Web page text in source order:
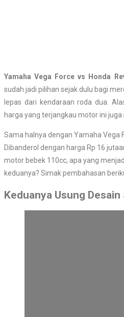
Yamaha Vega Force vs Honda
sudah jadi pilihan sejak dulu bagi
lepas dari kendaraan roda dua.
harga yang terjangkau motor ini juga
Sama halnya dengan Yamaha Vega
Dibanderol dengan harga Rp 16
motor bebek 110cc, apa yang
keduanya? Simak pembahasan
Keduanya Usung